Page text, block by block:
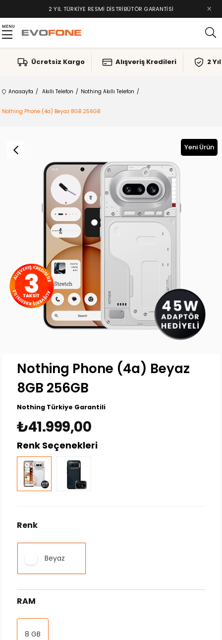
2 YIL TÜRKIYE RESMI DISTRIBÜTÖR GARANTISI ×
MENU
Ücretsiz Kargo Alışveriş Kredileri 2
Anasayfa Akıllı Telefon Nothing Akıllı Telefon
Nothing Phone (4a) Beyaz 8GB 256GB
Yeni Ürün
Nothing Phone (4a) Beyaz
8GB 256GB
Nothing Türkiye Garantili
₺41.999,00
Renk Seçenekleri
Renk
Beyaz
RAM
8 GB